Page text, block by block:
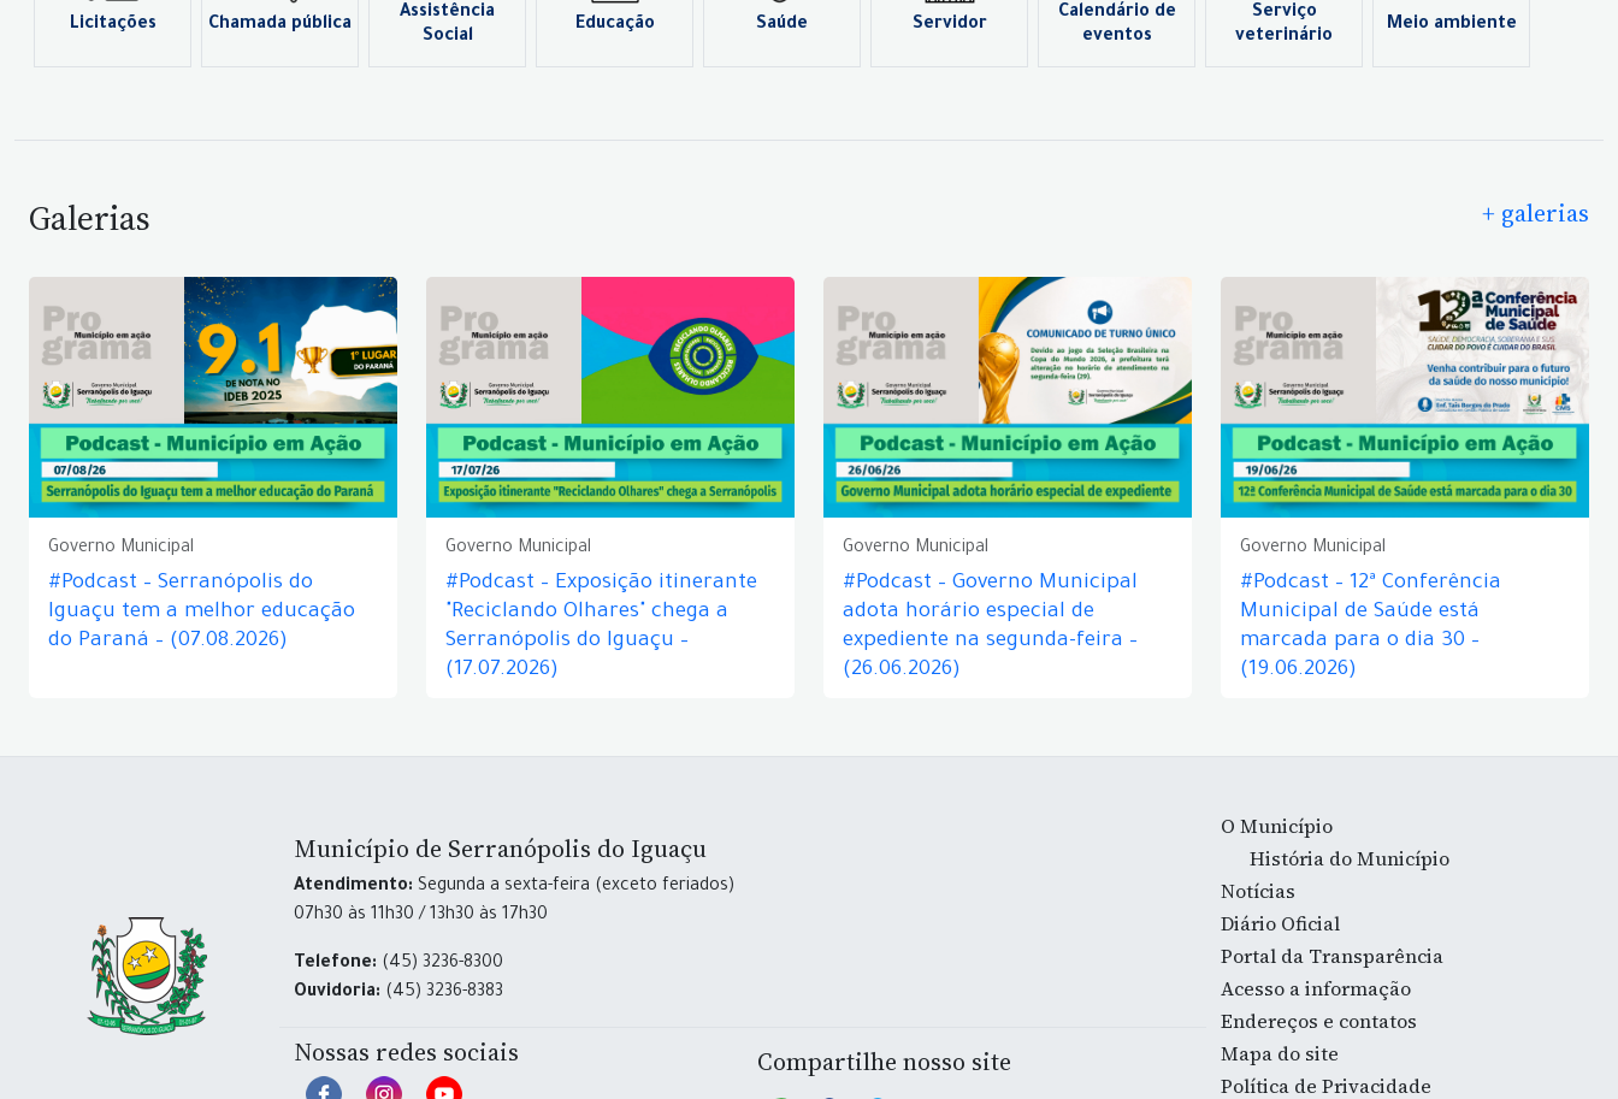
Licitações Chamada pública
Assistência
Social
Educação Saúde Servidor
Calendário de
eventos
Serviço
veterinário
Meio ambiente
Galerias + galerias
Governo Municipal
#Podcast – Serranópolis do
Iguaçu tem a melhor educação
do Paraná – (07.08.2026)
Governo Municipal
#Podcast – Exposição itinerante
"Reciclando Olhares" chega a
Serranópolis do Iguaçu –
(17.07.2026)
Governo Municipal
#Podcast – Governo Municipal
adota horário especial de
expediente na segunda-feira –
(26.06.2026)
Governo Municipal
#Podcast – 12ª Conferência
Municipal de Saúde está
marcada para o dia 30 –
(19.06.2026)
Município de Serranópolis do Iguaçu
Atendimento: Segunda a sexta-feira (exceto feriados)
07h30 às 11h30 / 13h30 às 17h30
Telefone: (45) 3236-8300
Ouvidoria: (45) 3236-8383
Nossas redes sociais Compartilhe nosso site
O Município
História do Município
Notícias
Diário Oficial
Portal da Transparência
Acesso a informação
Endereços e contatos
Mapa do site
Política de Privacidade